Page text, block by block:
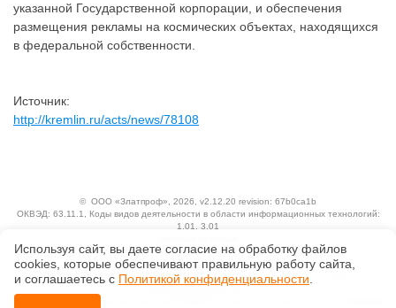
указанной Государственной корпорации, и обеспечения
размещения рекламы на космических объектах, находящихся
в федеральной собственности.
Источник:
http://kremlin.ru/acts/news/78108
© ООО «Златпроф» , 2026, v2.12.20 revision: 67b0ca1b
ОКВЭД: 63.11.1, Коды видов деятельности в области информационных технологий:
1.01, 3.01
Технологии
Исключительные авторские и смежные права принадлежат АО «Кодекс».
Положение по обработке и защите персональных данных
Используя сайт, вы даете согласие на обработку файлов
сооkiеs, которые обеспечивают правильную работу сайта,
и соглашаетесь с Политикой конфиденциальности